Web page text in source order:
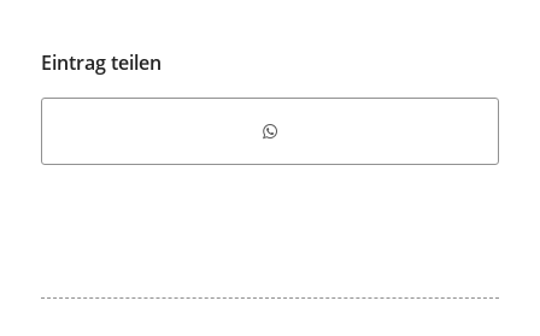
Eintrag teilen